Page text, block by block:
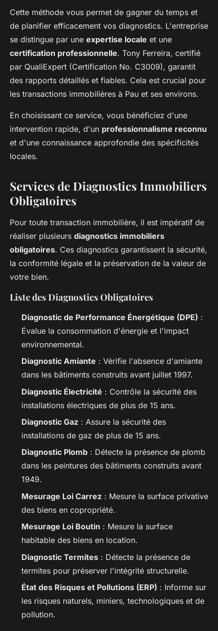
Cette méthode vous permet de gagner du temps et
de planifier efficacement vos diagnostics. L'entreprise
se distingue par une expertise locale et une
certification professionnelle. Tony Ferreira, certifié
par QualiExpert (Certification No. C3009), garantit
des rapports détaillés et fiables. Cela est crucial pour
les transactions immobilières à Pau et ses environs.
En choisissant ce service, vous bénéficiez d'une
intervention rapide, d'un professionnalisme reconnu
et d'une connaissance approfondie des spécificités
locales.
Services de Diagnostics Immobiliers
Obligatoires
Pour toute transaction immobilière, il est impératif de
réaliser plusieurs diagnostics immobiliers
obligatoires. Ces diagnostics garantissent la sécurité,
la conformité légale et la préservation de la valeur de
votre bien.
Liste des Diagnostics Obligatoires
Diagnostic de Performance Énergétique (DPE) :
Évalue la consommation d'énergie et l'impact
environnemental.
Diagnostic Amiante : Vérifie l'absence d'amiante
dans les bâtiments construits avant juillet 1997.
Diagnostic Électricité : Contrôle la sécurité des
installations électriques de plus de 15 ans.
Diagnostic Gaz : Assure la sécurité des
installations de gaz de plus de 15 ans.
Diagnostic Plomb : Détecte la présence de plomb
dans les peintures des bâtiments construits avant
1949.
Mesurage Loi Carrez : Mesure la surface privative
des biens en copropriété.
Mesurage Loi Boutin : Mesure la surface
habitable des biens en location.
Diagnostic Termites : Détecte la présence de
termites pour préserver l'intégrité structurelle.
État des Risques et Pollutions (ERP) : Informe sur
les risques naturels, miniers, technologiques et de
pollution.